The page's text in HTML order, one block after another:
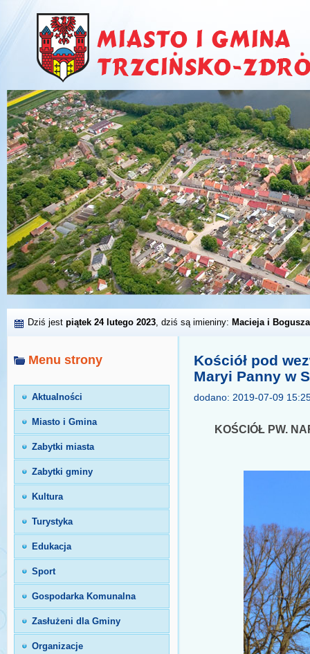
Dziś jest piątek 24 lutego 2023, dziś są imieniny: Macieja i Bogusza
Menu strony
Aktualności
Miasto i Gmina
Zabytki miasta
Zabytki gminy
Kultura
Turystyka
Edukacja
Sport
Gospodarka Komunalna
Zasłużeni dla Gminy
Organizacje
Kościół pod
Maryi Panny w
dodano: 2019-07-09
KOŚCIÓŁ PW.